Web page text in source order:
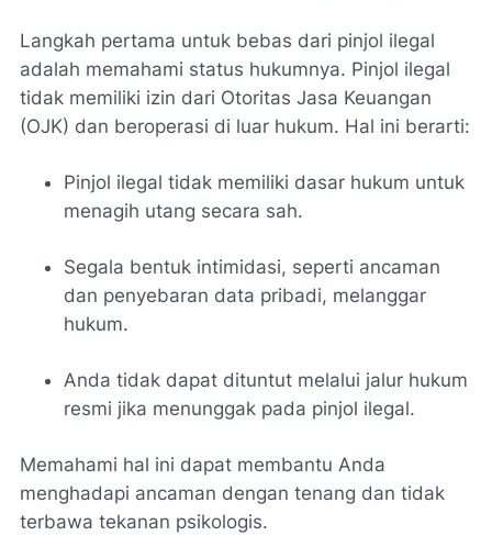
Langkah pertama untuk bebas dari pinjol ilegal
adalah memahami status hukumnya. Pinjol ilegal
tidak memiliki izin dari Otoritas Jasa Keuangan
(OJK) dan beroperasi di luar hukum. Hal ini berarti:
Pinjol ilegal tidak memiliki dasar hukum untuk
menagih utang secara sah.
Segala bentuk intimidasi, seperti ancaman
dan penyebaran data pribadi, melanggar
hukum.
Anda tidak dapat dituntut melalui jalur hukum
resmi jika menunggak pada pinjol ilegal.
Memahami hal ini dapat membantu Anda
menghadapi ancaman dengan tenang dan tidak
terbawa tekanan psikologis.